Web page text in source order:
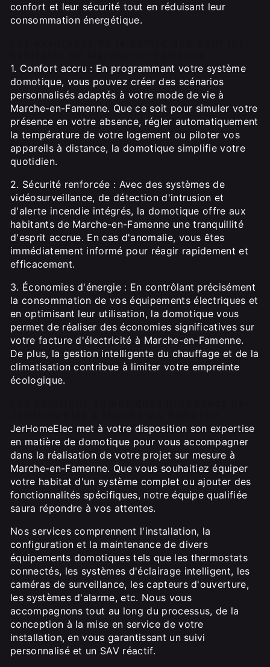
confort et leur sécurité tout en réduisant leur
consommation énergétique.
1. Confort accru : En programmant votre système
domotique, vous pouvez créer des scénarios
personnalisés adaptés à votre mode de vie à
Marche-en-Famenne. Que ce soit pour simuler votre
présence en votre absence, régler automatiquement
la température de votre logement ou piloter vos
appareils à distance, la domotique simplifie votre
quotidien.
2. Sécurité renforcée : Avec des systèmes de
vidéosurveillance, de détection d'intrusion et
d'alerte incendie intégrés, la domotique offre aux
habitants de Marche-en-Famenne une tranquillité
d'esprit accrue. En cas d'anomalie, vous êtes
immédiatement informé pour réagir rapidement et
efficacement.
3. Économies d'énergie : En contrôlant précisément
la consommation de vos équipements électriques et
en optimisant leur utilisation, la domotique vous
permet de réaliser des économies significatives sur
votre facture d'électricité à Marche-en-Famenne.
De plus, la gestion intelligente du chauffage et de la
climatisation contribue à limiter votre empreinte
écologique.
JerHomeElec met à votre disposition son expertise
en matière de domotique pour vous accompagner
dans la réalisation de votre projet sur mesure à
Marche-en-Famenne. Que vous souhaitiez équiper
votre habitat d'un système complet ou ajouter des
fonctionnalités spécifiques, notre équipe qualifiée
saura répondre à vos attentes.
Nos services comprennent l'installation, la
configuration et la maintenance de divers
équipements domotiques tels que les thermostats
connectés, les systèmes d'éclairage intelligent, les
caméras de surveillance, les capteurs d'ouverture,
les systèmes d'alarme, etc. Nous vous
accompagnons tout au long du processus, de la
conception à la mise en service de votre
installation, en vous garantissant un suivi
personnalisé et un SAV réactif.